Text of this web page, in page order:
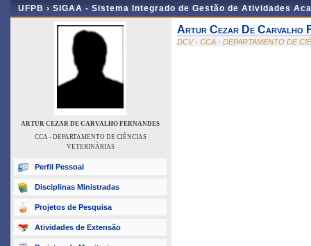
UFPB › SIGAA - Sistema Integrado de Gestão de Atividades
ARTUR CEZAR DE CARVALHO FERNANDES
CCA - DEPARTAMENTO DE CIÊNCIAS
VETERINÁRIAS
Perfil Pessoal
Disciplinas Ministradas
Projetos de Pesquisa
Atividades de Extensão
Artur Cezar De Carvalho
DCV - CCA - DEPARTAMENTO DE